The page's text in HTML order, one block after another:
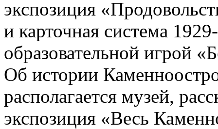
экспозиция
и карточная система
образовательной игрой
Об истории
располагается музей,
экспозиция «Весь